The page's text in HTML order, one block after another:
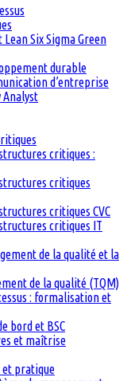
Six Sigma Green
durable
d’entreprise
Analyst
critiques :
critiques
critiques CVC
critiques IT
de la qualité et la
de la qualité (TQM)
: formalisation et
bord et BSC
et maîtrise
et pratique